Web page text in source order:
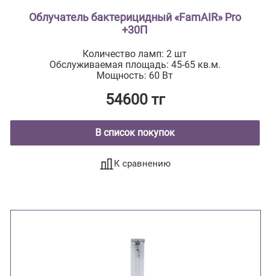
Облучатель бактерицидный «FamAIR» Pro
+30П
Количество ламп: 2 шт
Обслуживаемая площадь: 45-65 кв.м.
Мощность: 60 Вт
54600 тг
В список покупок
К сравнению